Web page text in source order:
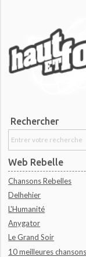
Rechercher
Web Rebelle
Chansons Rebelles
Delhehier
L'Humanité
Anygator
Le Grand Soir
10 meilleures